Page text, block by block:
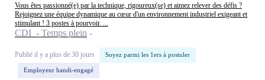
Vous êtes passionné(e) par la technique, rigoureux(se) et aimez relever des défis ?
Rejoignez une équipe dynamique au cœur d'un environnement industriel exigeant et
stimulant ! 3 postes à pourvoir. ...
CDI - Temps plein
Publié il y a plus de 30 jours Soyez parmi les 1ers à postuler
Employeur handi-engagé